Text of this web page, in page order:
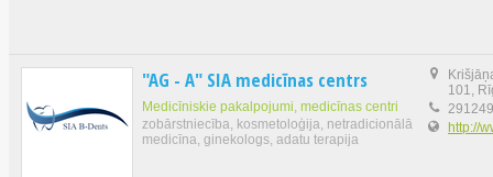
"AG - A" SIA medicīnas centrs
Medicīniskie pakalpojumi, medicīnas centri
zobārstniecība, kosmetoloģija, netradicionālā
medicīna, ginekologs, adatu terapija
101,
http://